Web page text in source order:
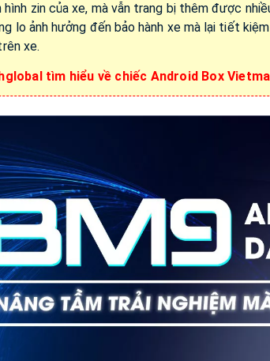
hình zin của xe, mà vẫn trang bị thêm được
lo ảnh hưởng đến bảo hành xe mà lại tiết
xe.
tìm hiểu về chiếc Android Box